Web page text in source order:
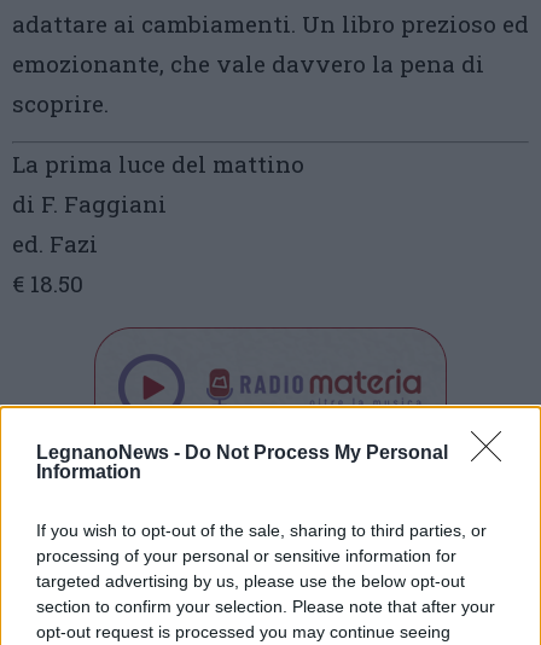
LegnanoNews - Do Not Process My Personal
Information
If you wish to opt-out of the sale, sharing to third parties, or
processing of your personal or sensitive information for
targeted advertising by us, please use the below opt-out
section to confirm your selection. Please note that after your
opt-out request is processed you may continue seeing
adattare ai cambiamenti. Un libro prezioso ed
emozionante, che vale davvero la pena di
scoprire.
La prima luce del mattino
di F. Faggiani
ed. Fazi
€ 18.50
Via Confalonieri, 5
Castronno
diagosto